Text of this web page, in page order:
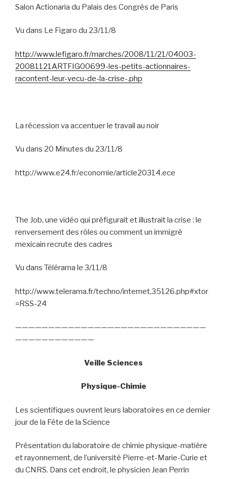
Salon Actionaria du Palais des Congrès de Paris
Vu dans Le Figaro du 23/11/8
http://www.lefigaro.fr/marches/2008/11/21/04003-
20081121ARTFIG00699-les-petits-actionnaires-
racontent-leur-vecu-de-la-crise-.php
La récession va accentuer le travail au noir
Vu dans 20 Minutes du 23/11/8
http://www.e24.fr/economie/article20314.ece
The Job, une vidéo qui préfigurait et illustrait la crise : le
renversement des rôles ou comment un immigré
mexicain recrute des cadres
Vu dans Télérama le 3/11/8
http://www.telerama.fr/techno/internet,35126.php#xtor
=RSS-24
—————————————————————————————
————————————
Veille Sciences
Physique-Chimie
Les scientifiques ouvrent leurs laboratoires en ce dernier
jour de la Fête de la Science
Présentation du laboratoire de chimie physique-matière
et rayonnement, de l’université Pierre-et-Marie-Curie et
du CNRS. Dans cet endroit, le physicien Jean Perrin